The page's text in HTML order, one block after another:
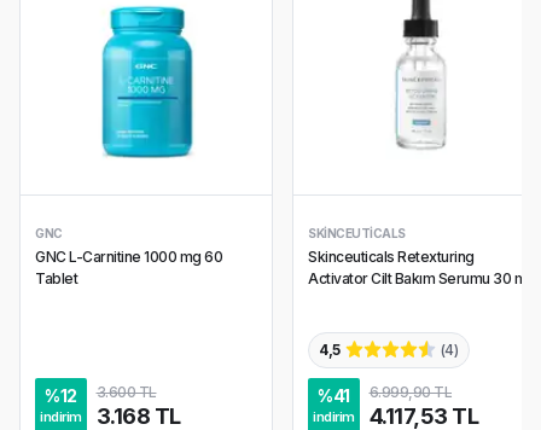
GNC
GNC L-Carnitine 1000 mg 60
Tablet
%12
indirim
3.600 TL
3.168 TL
SKINCEUTICALS
Skinceuticals Retexturing
Activator Cilt Bakım Serumu 30 ml
4,5 (4)
%41
indirim
6.999,90 TL
4.117,53 TL